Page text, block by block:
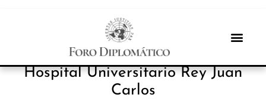
INBOX INTERNACIONAL
Hospital Universitario Rey Juan
Carlos